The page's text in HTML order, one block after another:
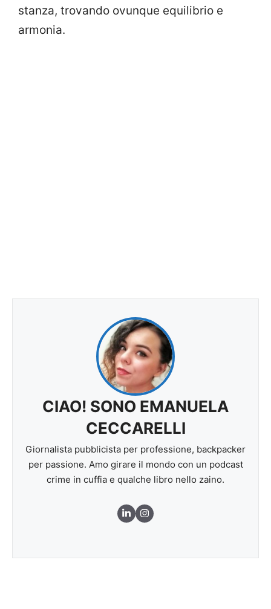
stanza, trovando ovunque equilibrio e
armonia.
CIAO! SONO EMANUELA
CECCARELLI
Giornalista pubblicista per professione, backpacker
per passione. Amo girare il mondo con un podcast
crime in cuffia e qualche libro nello zaino.